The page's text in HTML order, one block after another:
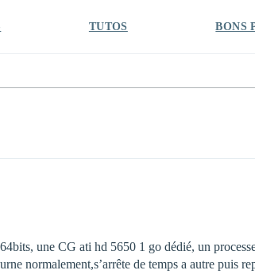
TUTOS BONS
une CG ati hd 5650 1 go dédié, un
normalement,s’arrête de temps a autre puis